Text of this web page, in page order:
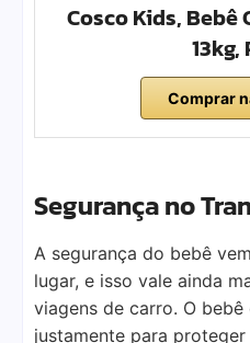
Cosco Kids, Bebê
Comprar
Segurança no
A segurança do bebê
lugar, e isso vale ainda
viagens de carro. O
justamente para